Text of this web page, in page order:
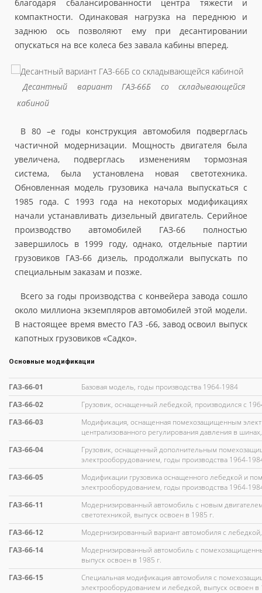
благодаря сбалансированности центра тяжести и
компактности. Одинаковая нагрузка на переднюю и
заднюю ось позволяют ему при десантировании
опускаться на все колеса без завала кабины вперед.
Десантный вариант ГАЗ-66Б со складывающейся
кабиной
В 80 –е годы конструкция автомобиля подверглась
частичной модернизации. Мощность двигателя была
увеличена, подверглась изменениям тормозная
система, была установлена новая светотехника.
Обновленная модель грузовика начала выпускаться с
1985 года. С 1993 года на некоторых модификациях
начали устанавливать дизельный двигатель. Серийное
производство автомобилей ГАЗ-66 полностью
завершилось в 1999 году, однако, отдельные партии
грузовиков ГАЗ-66 дизель, продолжали выпускать по
специальным заказам и позже.
Всего за годы производства с конвейера завода сошло
около миллиона экземпляров автомобилей этой модели.
В настоящее время вместо ГАЗ -66, завод освоил выпуск
капотных грузовиков «Садко».
Основные модификации
ГАЗ-66-01
Базовая модель, годы производства 1964-1984
ГАЗ-66-02
Грузовик, оснащенный лебедкой, производился с
ГАЗ-66-03
Модификация, оснащенная помехозащищенным
централизованного регулирования давления в
ГАЗ-66-04
Грузовик, оснащенный дополнительным
электрооборудованием, годы производства 1964-
ГАЗ-66-05
Модификации грузовика оснащенного лебедкой и
электрооборудованием, годы производства 1964-
ГАЗ-66-11
Модернизированный автомобиль с новым
светотехникой, выпуск освоен в 1985 г.
ГАЗ-66-12
Модернизированный вариант автомобиля с
ГАЗ-66-14
Модернизированный автомобиль с
выпуск освоен в 1985 г.
ГАЗ-66-15
Специальная модификация автомобиля с
электрооборудованием и лебедкой, выпуск освоен в